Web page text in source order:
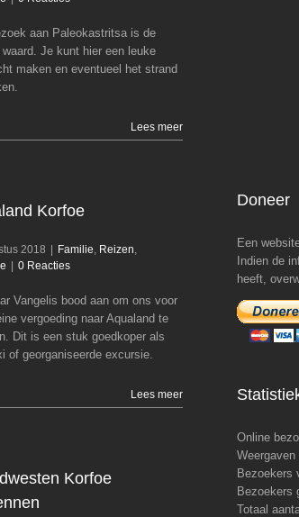
Paleokastritsa
Familie Reizen Vakantie
aan Paleokastritsa is de
waard. Je kunt hier een leuke
maken en eventueel het strand
Lees meer
Aqualand Korfoe
Familie Reizen Vakantie
Korfoe
2018 | Familie Reizen
| 0 Reacties
Vangelis bood aan om ons voor
vergoeding naar Aqualand te
Dit is een stuk goedkoper als
of georganiseerde excursie.
Lees meer
Korfoe
Doneer
Een
Indien de
heeft,
Online
Bezoekers
Bezoekers
Totaal